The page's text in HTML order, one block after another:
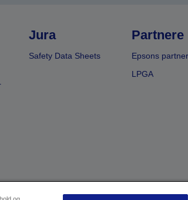
Jura
Safety Data Sheets
Partnere
Epsons
LPGA